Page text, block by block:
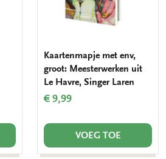
Kaartenmapje met env,
groot: Meesterwerken uit
Le Havre, Singer Laren
€ 9,99
VOEG TOE